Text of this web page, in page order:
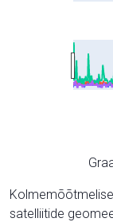
satelliitide